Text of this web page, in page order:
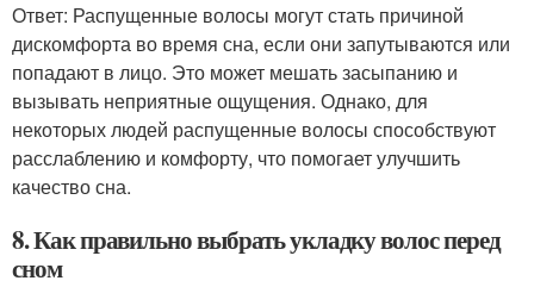
Ответ: Распущенные волосы могут стать причиной
дискомфорта во время сна, если они запутываются или
попадают в лицо. Это может мешать засыпанию и
вызывать неприятные ощущения. Однако, для
некоторых людей распущенные волосы способствуют
расслаблению и комфорту, что помогает улучшить
качество сна.
8. Как правильно выбрать укладку волос перед
сном